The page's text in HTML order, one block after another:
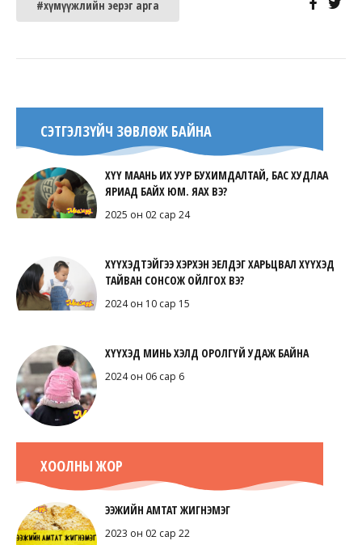
#хүмүүжлийн эерэг арга
СЭТГЭЛЗҮЙЧ ЗӨВЛӨЖ БАЙНА
ХҮҮ МААНЬ ИХ УУР БУХИМДАЛТАЙ, БАС ХУДЛАА
ЯРИАД БАЙХ ЮМ. ЯАХ ВЭ?
2025 он 02 сар 24
ХҮҮХЭДТЭЙГЭЭ ХЭРХЭН ЭЕЛДЭГ ХАРЬЦВАЛ ХҮҮХЭД
ТАЙВАН СОНСОЖ ОЙЛГОХ ВЭ?
2024 он 10 сар 15
ХҮҮХЭД МИНЬ ХЭЛД ОРОЛГҮЙ УДАЖ БАЙНА
2024 он 06 сар 6
ХООЛНЫ ЖОР
ЭЭЖИЙН АМТАТ ЖИГНЭМЭГ
2023 он 02 сар 22